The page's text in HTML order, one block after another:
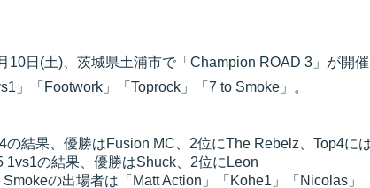
10日(土)、茨城県土浦市で「Champion ROAD 3」が開
」「Footwork」「Toprock」「7 to Smoke」。
の結果、優勝はFusion MC、2位にThe Rebelz、Top4に
1vs1の結果、優勝はShuck、2位にLeon
Smokeの出場者は「Matt Action」「Kohe1」「Nicolas」